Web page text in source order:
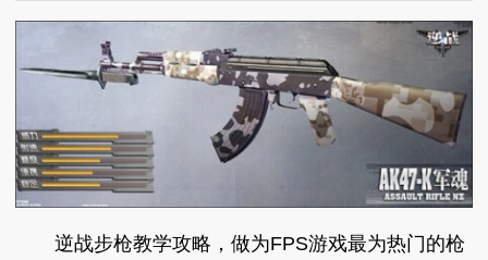
逆战步枪教学攻略，做为FPS游戏最为热门的枪